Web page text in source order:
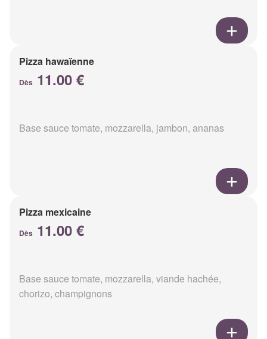
Pizza hawaïenne
Dès 11.00 €
Base sauce tomate, mozzarella, jambon, ananas
Pizza mexicaine
Dès 11.00 €
Base sauce tomate, mozzarella, viande hachée,
chorizo, champignons